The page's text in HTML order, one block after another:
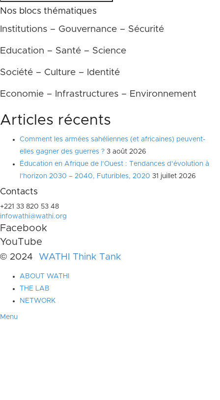
Nos blocs thématiques
Institutions – Gouvernance – Sécurité
Education – Santé – Science
Société – Culture – Identité
Economie – Infrastructures – Environnement
Articles récents
Comment les armées sahéliennes (et africaines) peuvent-
elles gagner des guerres ? 3 août 2026
Éducation en Afrique de l’Ouest : Tendances d’évolution à
l’horizon 2030 – 2040, Futuribles, 2020 31 juillet 2026
Contacts
+221 33 820 53 48
infowathi@wathi.org
Facebook
YouTube
© 2024 WATHI Think Tank
ABOUT WATHI
THE LAB
NETWORK
Menu